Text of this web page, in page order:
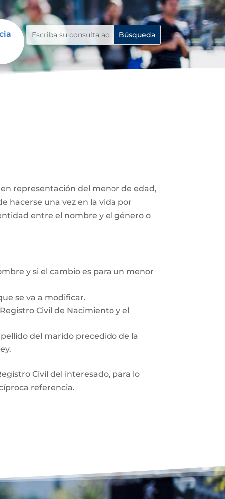
representación del menor de edad,
hacerse una vez en la vida por
entre el nombre y el género o
y si el cambio es para un menor
se va a modificar.
Civil de Nacimiento y el
del marido precedido de la
Civil del interesado, para lo
referencia.